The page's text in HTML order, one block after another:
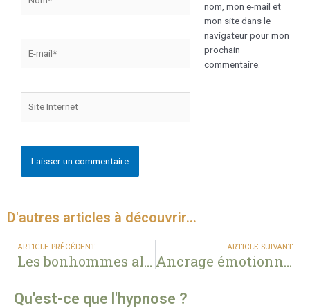
nom, mon e-mail et
mon site dans le
navigateur pour mon
prochain
commentaire.
D'autres articles à découvrir...
ARTICLE PRÉCÉDENT
Les bonhommes allumettes
ARTICLE SUIVANT
Ancrage émotionnel
Qu'est-ce que l'hypnose ?